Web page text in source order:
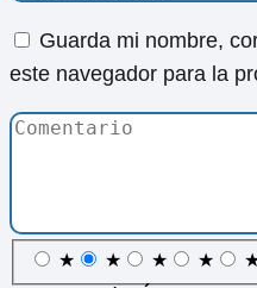
Guarda mi nombre,
este navegador para la
★ ★ ★ ★